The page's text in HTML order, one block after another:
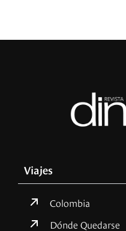
Viajes
Colombia
Dónde Quedarse